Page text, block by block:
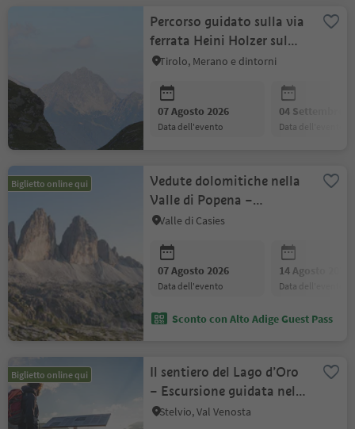
Percorso guidato sulla via
ferrata Heini Holzer sul
Picco Ivigna
Tirolo, Merano e dintorni
07 Agosto 2026
data dell'evento
04 Settembre
data dell'evento
Biglietto online qui
Vedute dolomitiche nella
Valle di Popena –
Misurina
Valle di Casies
07 Agosto 2026
data dell'evento
14 Agosto 2026
data dell'evento
Sconto con Alto Adige Guest Pass
Biglietto online qui
Il sentiero del Lago d’Oro
– Escursione guidata nel
Parco Nazionale Stelvio
Stelvio, Val Venosta